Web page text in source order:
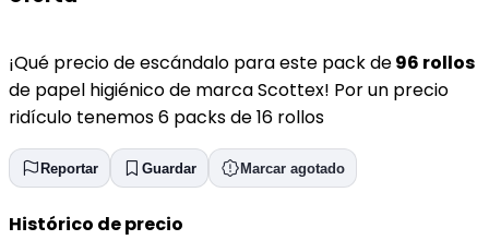
¡Qué precio de escándalo para este pack de96 rollos
de papel higiénico de marca Scottex! Por un precio
ridículo tenemos 6 packs de 16 rollos
Reportar Guardar Marcar agotado
Histórico de precio